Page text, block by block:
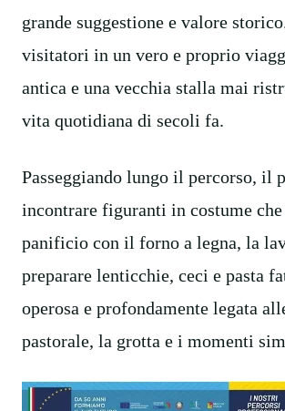
grande suggestione e valore
visitatori in un vero e proprio
antica e una vecchia stalla mai
vita quotidiana di secoli fa.
Passeggiando lungo il percorso, il
incontrare figuranti in costume
panificio con il forno a legna, la
preparare lenticchie, ceci e pasta
operosa e profondamente legata
pastorale, la grotta e i momenti